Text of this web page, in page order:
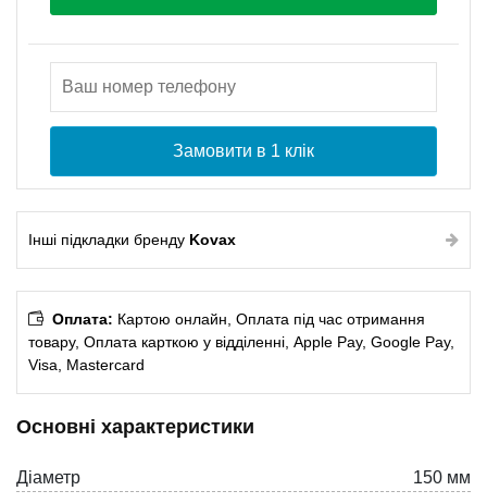
Замовити в 1 клік
Інші підкладки бренду Kovax
Оплата: Картою онлайн, Оплата під час отримання
товару, Оплата карткою у відділенні, Apple Pay, Google Pay,
Visa, Mastercard
Основні характеристики
Діаметр
150 мм